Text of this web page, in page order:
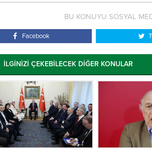
BU KONUYU SOSYAL
Facebook
İLGİNİZİ ÇEKEBİLECEK DİĞER KONULAR